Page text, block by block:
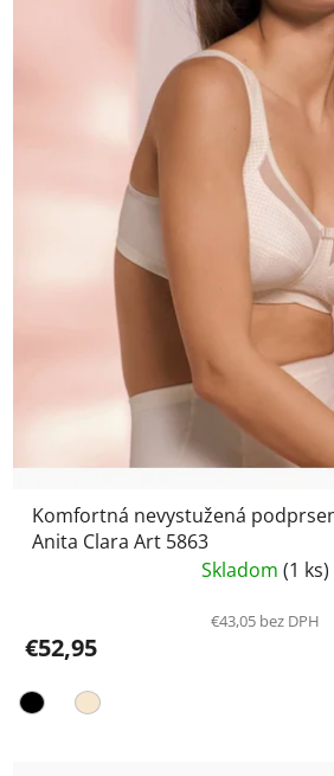
Komfortná nevystužená
Anita Clara Art 5863
Skladom (1 ks)
€43,05 bez DPH
€52,95